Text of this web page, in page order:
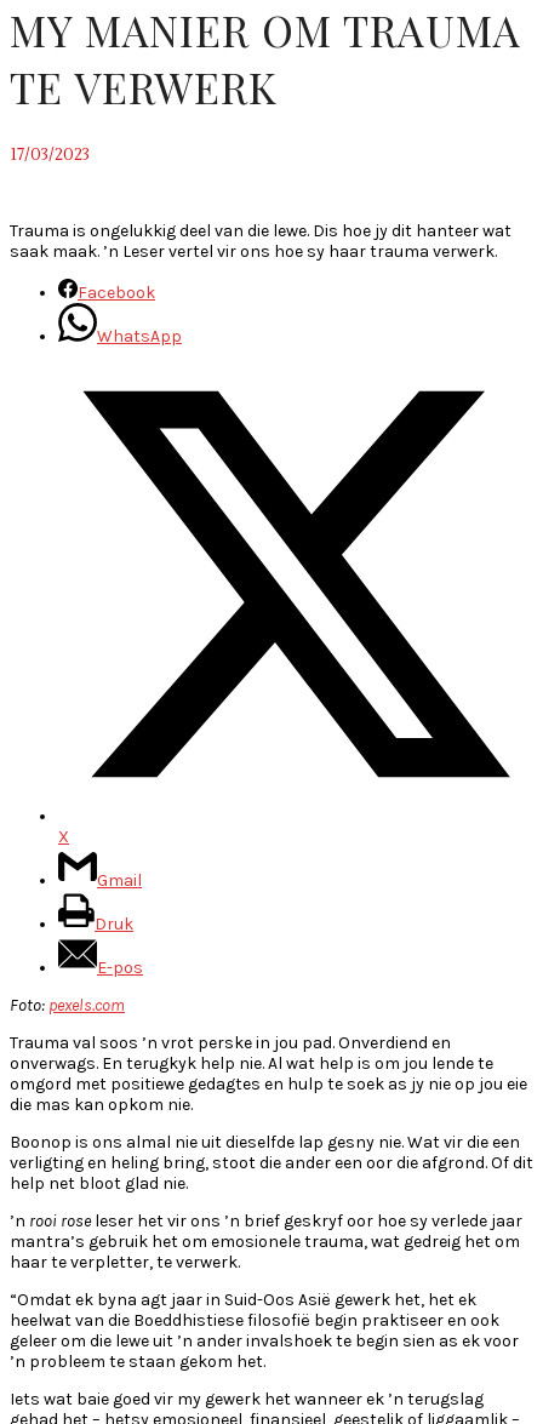
MY MANIER OM TRAUMA
TE VERWERK
17/03/2023
Trauma is ongelukkig deel van die lewe. Dis hoe jy dit hanteer wat
saak maak. ’n Leser vertel vir ons hoe sy haar trauma verwerk.
Facebook
WhatsApp
X
Gmail
Druk
E-pos
Foto: pexels.com
Trauma val soos ’n vrot perske in jou pad. Onverdiend en
onverwags. En terugkyk help nie. Al wat help is om jou lende te
omgord met positiewe gedagtes en hulp te soek as jy nie op jou eie
die mas kan opkom nie.
Boonop is ons almal nie uit dieselfde lap gesny nie. Wat vir die een
verligting en heling bring, stoot die ander een oor die afgrond. Of dit
help net bloot glad nie.
’n rooi roseleser het vir ons ’n brief geskryf oor hoe sy verlede jaar
mantra’s gebruik het om emosionele trauma, wat gedreig het om
haar te verpletter, te verwerk.
“Omdat ek byna agt jaar in Suid-Oos Asië gewerk het, het ek
heelwat van die Boeddhistiese filosofië begin praktiseer en ook
geleer om die lewe uit ’n ander invalshoek te begin sien as ek voor
’n probleem te staan gekom het.
Iets wat baie goed vir my gewerk het wanneer ek ’n terugslag
gehad het – hetsy emosioneel, finansieel, geestelik of liggaamlik –